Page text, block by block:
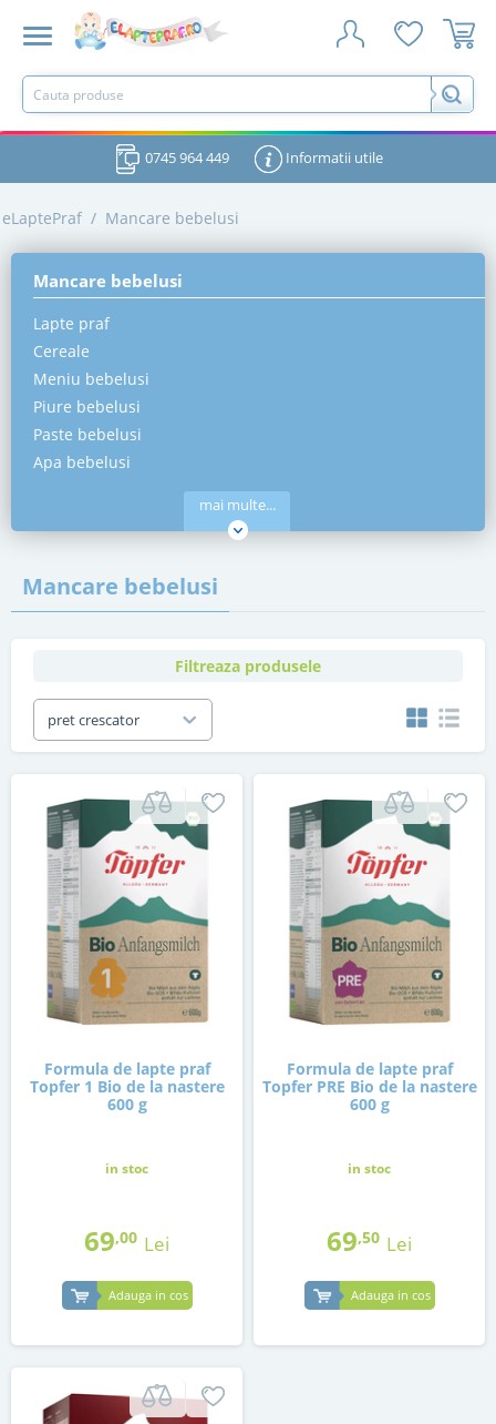
0745 964 449 Informatii utile
eLaptePraf / Mancare bebelusi
Mancare bebelusi
Lapte praf
Cereale
Meniu bebelusi
Piure bebelusi
Paste bebelusi
Apa bebelusi
mai multe...
Mancare bebelusi
Filtreaza produsele
pret crescator
Formula de lapte praf
Topfer 1 Bio de la nastere
600 g
in stoc
69,00 Lei
Adauga in cos
Formula de lapte praf
Topfer PRE Bio de la nastere
600 g
in stoc
69,50 Lei
Adauga in cos